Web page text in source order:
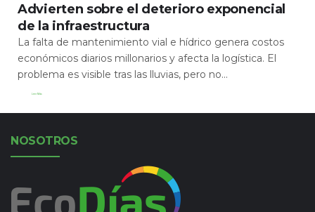
Advierten sobre el deterioro exponencial
de la infraestructura
La falta de mantenimiento vial e hídrico genera costos
económicos diarios millonarios y afecta la logística. El
problema es visible tras las lluvias, pero no...
Leer Más
NOSOTROS